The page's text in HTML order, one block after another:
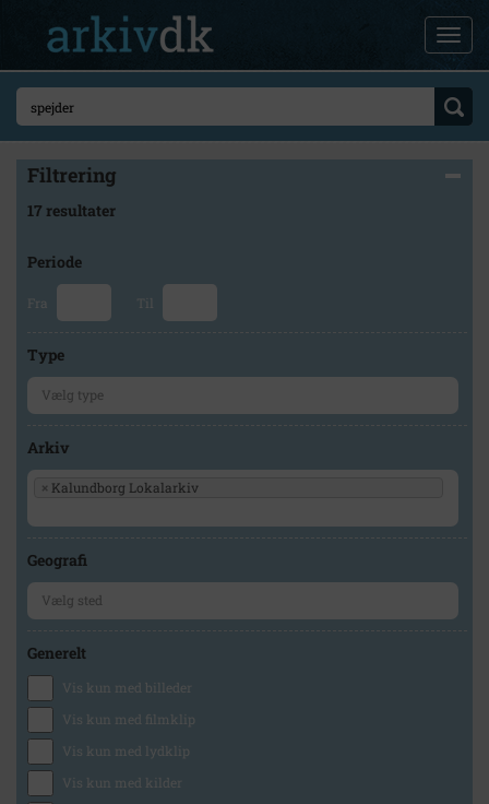
Filtrering
17 resultater
Periode
Fra Til
Type
Arkiv
× Kalundborg Lokalarkiv
Geografi
Generelt
Vis kun med billeder
Vis kun med filmklip
Vis kun med lydklip
Vis kun med kilder